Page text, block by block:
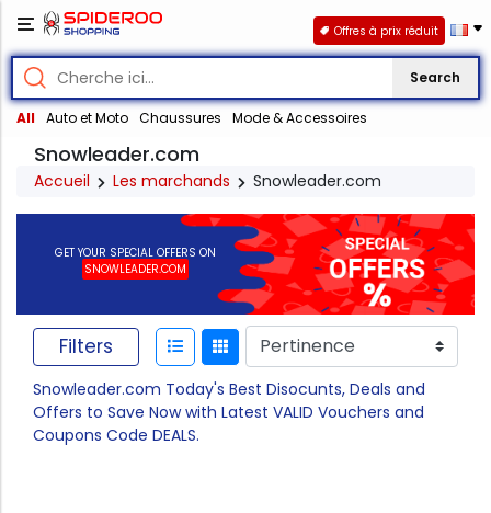
Search
All Auto et Moto Chaussures Mode & Accessoires
Offres à prix réduit
Snowleader.com
Accueil Les marchands Snowleader.com
GET YOUR SPECIAL OFFERS ON
SNOWLEADER.COM
Filters
Snowleader.com Today's Best Disocunts, Deals and
Offers to Save Now with Latest VALID Vouchers and
Coupons Code DEALS.